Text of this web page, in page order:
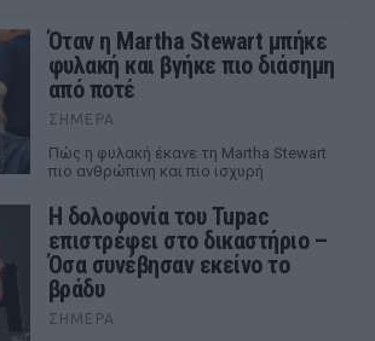
Όταν η Martha Stewart μπήκε
φυλακή και βγήκε πιο διάσημη
από ποτέ
ΣΉΜΕΡΑ
Πώς η φυλακή έκανε τη Martha Stewart
πιο ανθρώπινη και πιο ισχυρή
Η δολοφονία του Tupac
επιστρέφει στο δικαστήριο –
Όσα συνέβησαν εκείνο το
βράδυ
ΣΉΜΕΡΑ